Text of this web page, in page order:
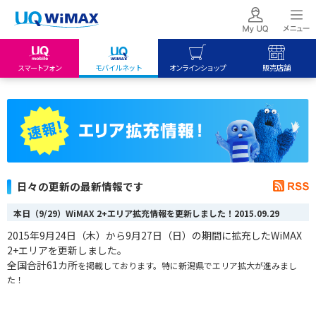
スマートフォン モバイルネット オンラインショップ 販売店舗
My UQ mobile
UQ mobile
UQ WiMAX
UQ WiMAX
日々の更新の最新情報です
本日（9/29）WiMAX 2+エリア拡充情報を更新しました！ 2015.09.29
2015年9月24日（木）から9月27日（日）の期間に拡充したWiMAX
2+エリアを更新しました。
全国合計61カ所を掲載しております。特に新潟県でエリア拡大が進みまし
た！